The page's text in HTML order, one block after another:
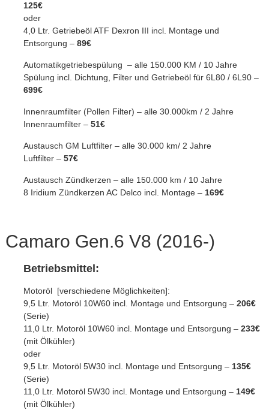
125€
oder
4,0 Ltr. Getriebeöl ATF Dexron III incl. Montage und
Entsorgung – 89€
Automatikgetriebespülung – alle 150.000 KM / 10 Jahre
Spülung incl. Dichtung, Filter und Getriebeöl für 6L80 / 6L90 –
699€
Innenraumfilter (Pollen Filter) – alle 30.000km / 2 Jahre
Innenraumfilter – 51€
Austausch GM Luftfilter – alle 30.000 km/ 2 Jahre
Luftfilter – 57€
Austausch Zündkerzen – alle 150.000 km / 10 Jahre
8 Iridium Zündkerzen AC Delco incl. Montage – 169€
Camaro Gen.6 V8 (2016-)
Betriebsmittel:
Motoröl [verschiedene Möglichkeiten]:
9,5 Ltr. Motoröl 10W60 incl. Montage und Entsorgung – 206€
(Serie)
11,0 Ltr. Motoröl 10W60 incl. Montage und Entsorgung – 233€
(mit Ölkühler)
oder
9,5 Ltr. Motoröl 5W30 incl. Montage und Entsorgung – 135€
(Serie)
11,0 Ltr. Motoröl 5W30 incl. Montage und Entsorgung – 149€
(mit Ölkühler)